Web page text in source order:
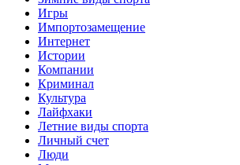
Игры
Импортозамещение
Интернет
Истории
Компании
Криминал
Культура
Лайфхаки
Летние виды спорта
Личный счет
Люди